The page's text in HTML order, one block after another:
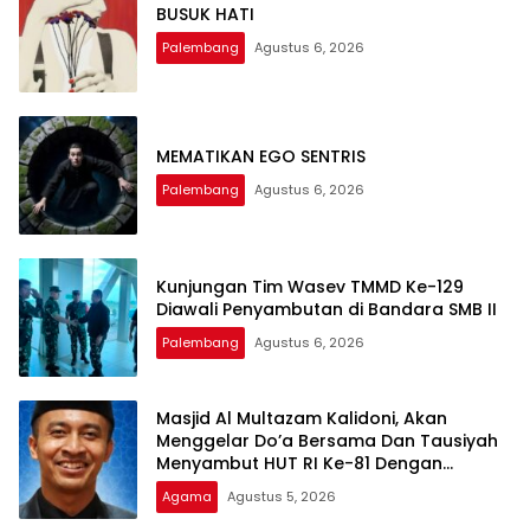
BUSUK HATI
Palembang Agustus 6, 2026
MEMATIKAN EGO SENTRIS
Palembang Agustus 6, 2026
Kunjungan Tim Wasev TMMD Ke-129
Diawali Penyambutan di Bandara SMB II
Palembang Agustus 6, 2026
Masjid Al Multazam Kalidoni, Akan
Menggelar Do’a Bersama Dan Tausiyah
Menyambut HUT RI Ke-81 Dengan
Pembicara Ustadz Qoim Nur’aini M.Pd
Agama Agustus 5, 2026